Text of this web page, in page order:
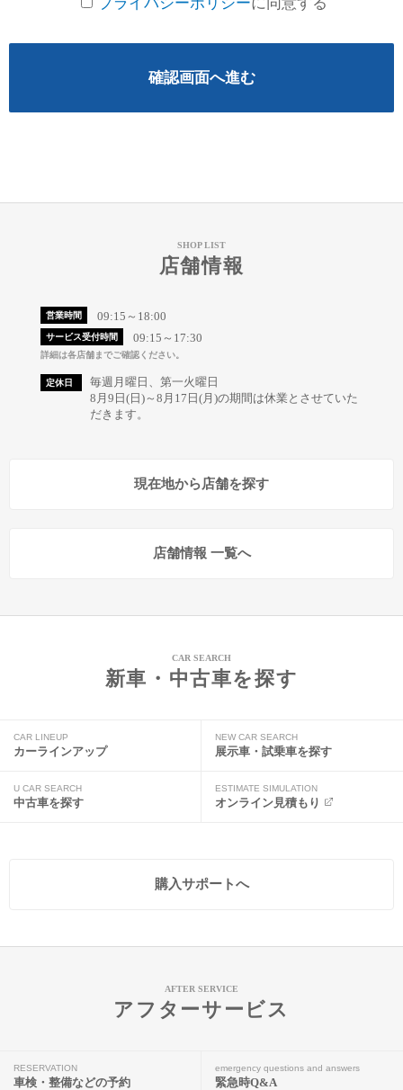
プライバシーポリシーに同意する
確認画面へ進む
SHOP LIST
店舗情報
営業時間 09:15～18:00
サービス受付時間 09:15～17:30
詳細は各店舗までご確認ください。
定休日
毎週月曜日、第一火曜日
8月9日(日)～8月17日(月)の期間は休業とさせていた
だきます。
現在地から店舗を探す
店舗情報 一覧へ
CAR SEARCH
新車・中古車を探す
CAR LINEUP
カーラインアップ
NEW CAR SEARCH
展示車・試乗車を探す
U CAR SEARCH
中古車を探す
ESTIMATE SIMULATION
オンライン見積もり
購入サポートへ
AFTER SERVICE
アフターサービス
RESERVATION
車検・整備などの予約
emergency questions and answers
緊急時Q&A